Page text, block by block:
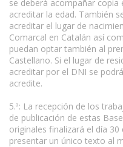
se deberá acompañar copia
acreditar la edad. También
acreditar el lugar de
Comarcal en Catalán así
puedan optar también al
Castellano. Si el lugar de
acreditar por el DNI se
acredite.
5.ª: La recepción de los
de publicación de estas
originales finalizará el día
presentar un único texto al